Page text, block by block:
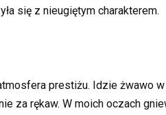
się z nieugiętym charakterem.
prestiżu. Idzie żwawo
za rękaw. W moich oczach